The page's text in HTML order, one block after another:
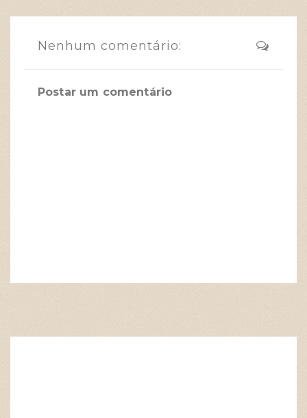
Nenhum comentário:
Postar um comentário